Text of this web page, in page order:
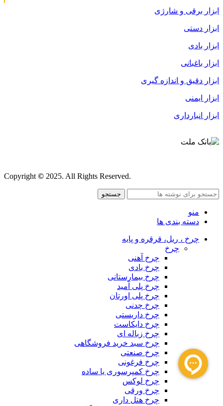
ابزار برقی و شارژی
ابزار دستی
ابزار بادی
ابزار باغبانی
ابزار دقیق و اندازه گیری
ابزار ایمنی
ابزار انبارداری
Copyright© 2025. All Rights Reserved.
جستجو
منو
دسته بندی ها
چرخ ، ریل، قرقره و پایه
چرخ
چرخ آهنی
چرخ بادی
چرخ بیمارستانی
چرخ پلی آمید
چرخ پلی اورتان
چرخ چدنی
چرخ داربستی
چرخ دایکاست
چرخ زباله ای
چرخ سبد خرید فروشگاهی
چرخ صنعتی
چرخ فرغونی
چرخ کمپرسوری یا ساده
چرخ لوکس
چرخ ورقی
چرخ هتل داری